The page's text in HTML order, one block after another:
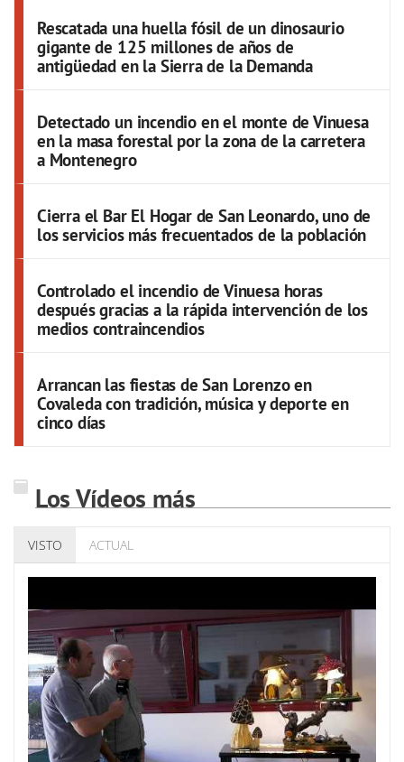
Rescatada una huella fósil de un dinosaurio
gigante de 125 millones de años de
antigüedad en la Sierra de la Demanda
Detectado un incendio en el monte de Vinuesa
en la masa forestal por la zona de la carretera
a Montenegro
Cierra el Bar El Hogar de San Leonardo, uno de
los servicios más frecuentados de la población
Controlado el incendio de Vinuesa horas
después gracias a la rápida intervención de los
medios contraincendios
Arrancan las fiestas de San Lorenzo en
Covaleda con tradición, música y deporte en
cinco días
Los Vídeos más
VISTO ACTUAL